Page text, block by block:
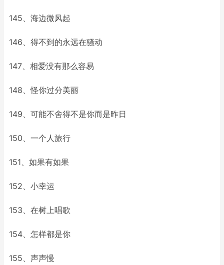
145、海边微风起
146、得不到的永远在骚动
147、相爱没有那么容易
148、怪你过分美丽
149、可能不舍得不是你而是昨日
150、一个人旅行
151、如果有如果
152、小幸运
153、在树上唱歌
154、怎样都是你
155、声声慢